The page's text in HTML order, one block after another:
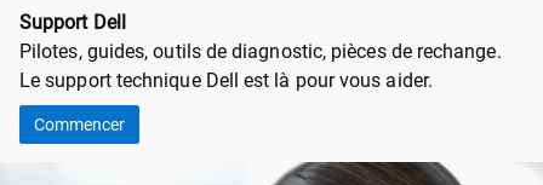
Support Dell
Pilotes, guides, outils de diagnostic, pièces de rechange.
Le support technique Dell est là pour vous aider.
Commencer